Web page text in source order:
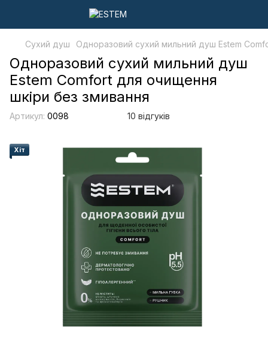
Сухий душ Одноразовий сухий мильний душ Estem
Одноразовий сухий мильний душ
Estem Comfort для очищення
шкіри без змивання
Артикул: 0098 10 відгуків
Хіт